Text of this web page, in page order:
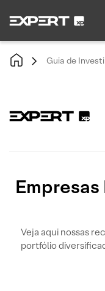
Guia de
Veja aqui nossas
portfólio